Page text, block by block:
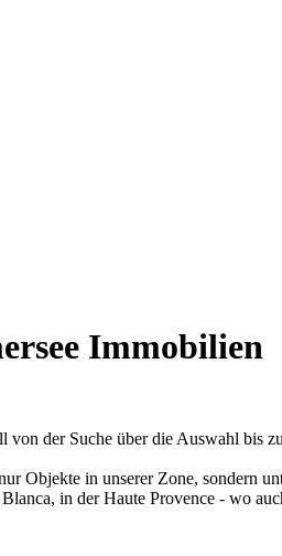
Immobilien
der Suche über die Auswahl bis
Objekte in unserer Zone, sondern
in der Haute Provence - wo